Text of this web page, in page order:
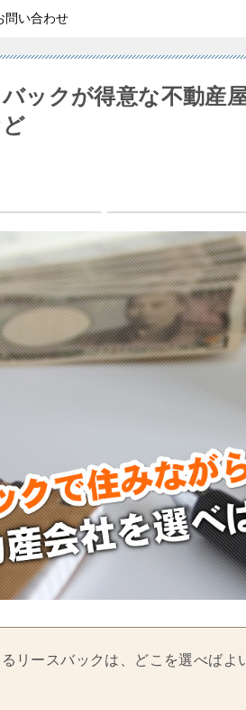
問い合わせ
ックが得意な不動産
リースバックは、どこを選べばよ